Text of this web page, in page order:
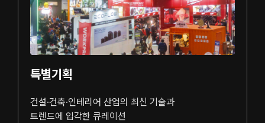
특별기획
건설·건축·인테리어 산업의 최신 기술과
트렌드에 입각한 큐레이션